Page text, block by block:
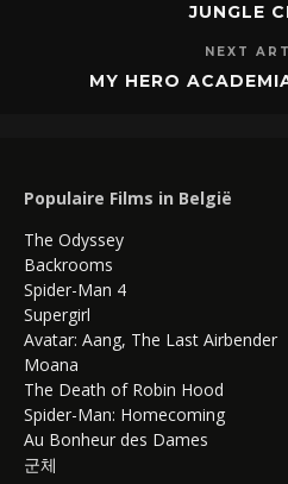
JUNGLE
NEXT
MY HERO
Populaire Films in België
The Odyssey
Backrooms
Spider-Man 4
Supergirl
Avatar: Aang, The Last Airbender
Moana
The Death of Robin Hood
Spider-Man: Homecoming
Au Bonheur des Dames
군체